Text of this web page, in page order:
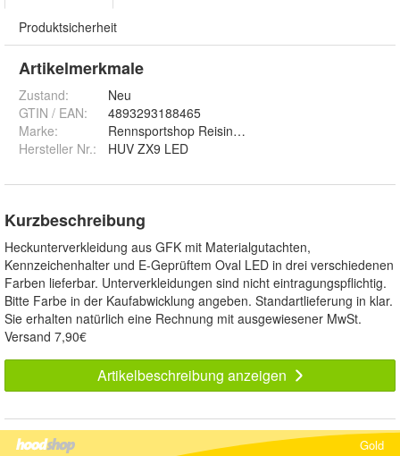
Produktsicherheit
Artikelmerkmale
Zustand:
Neu
GTIN / EAN:
4893293188465
Marke:
Rennsportshop Reisinger
Hersteller Nr.:
HUV ZX9 LED
Kurzbeschreibung
Heckunterverkleidung aus GFK mit Materialgutachten,
Kennzeichenhalter und E-Geprüftem Oval LED in drei verschiedenen
Farben lieferbar. Unterverkleidungen sind nicht eintragungspflichtig.
Bitte Farbe in der Kaufabwicklung angeben. Standartlieferung in klar.
Sie erhalten natürlich eine Rechnung mit ausgewiesener MwSt.
Versand 7,90€
Artikelbeschreibung anzeigen
Gold